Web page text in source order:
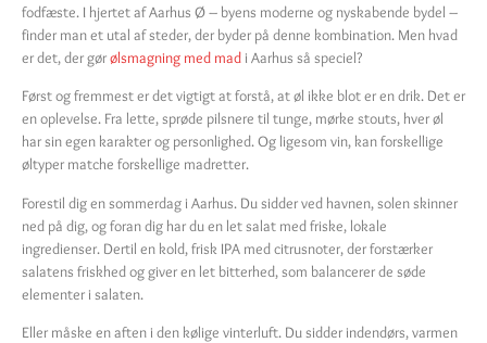
fodfæste. I hjertet af Aarhus Ø – byens moderne og nyskabende bydel –
finder man et utal af steder, der byder på denne kombination. Men hvad
er det, der gørølsmagning med mad i Aarhus så speciel?
Først og fremmest er det vigtigt at forstå, at øl ikke blot er en drik. Det er
en oplevelse. Fra lette, sprøde pilsnere til tunge, mørke stouts, hver øl
har sin egen karakter og personlighed. Og ligesom vin, kan forskellige
øltyper matche forskellige madretter.
Forestil dig en sommerdag i Aarhus. Du sidder ved havnen, solen skinner
ned på dig, og foran dig har du en let salat med friske, lokale
ingredienser. Dertil en kold, frisk IPA med citrusnoter, der forstærker
salatens friskhed og giver en let bitterhed, som balancerer de søde
elementer i salaten.
Eller måske en aften i den kølige vinterluft. Du sidder indendørs, varmen